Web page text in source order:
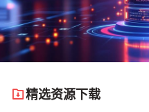
独家整理爆料资料、内幕文档
精选资源下载